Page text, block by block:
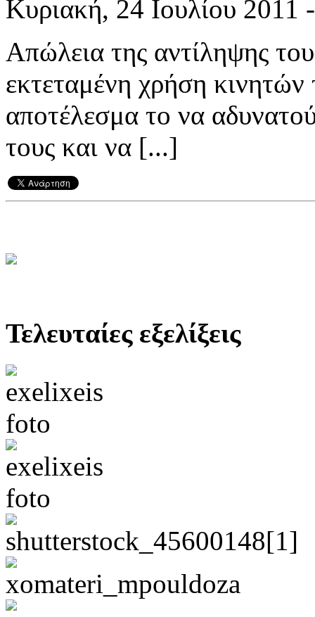
Κυριακή, 24 Ιουλίου 2011
Απώλεια της αντίληψης
εκτεταμένη χρήση
αποτέλεσμα το να
τους και να [...]
Τελευταίες εξελίξεις